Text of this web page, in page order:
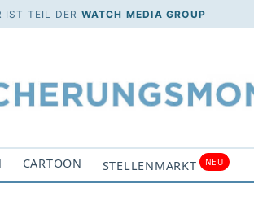
IST TEIL DER WATCH MEDIA GROUP
CARTOON STELLENMARKT NEU